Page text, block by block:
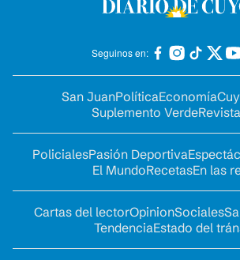
Seguinos en:
San JuanPolíticaEconomía
Suplemento Verde
PolicialesPasión Deportiva
El MundoRecetasEn las
Cartas del lectorOpinionSociales
TendenciaEstado del